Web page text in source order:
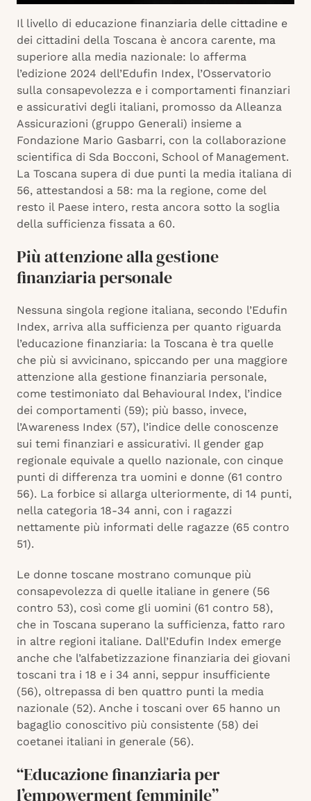
Il livello di educazione finanziaria delle cittadine e
dei cittadini della Toscana è ancora carente, ma
superiore alla media nazionale: lo afferma
l’edizione 2024 dell’Edufin Index, l’Osservatorio
sulla consapevolezza e i comportamenti finanziari
e assicurativi degli italiani, promosso da Alleanza
Assicurazioni (gruppo Generali) insieme a
Fondazione Mario Gasbarri, con la collaborazione
scientifica di Sda Bocconi, School of Management.
La Toscana supera di due punti la media italiana di
56, attestandosi a 58: ma la regione, come del
resto il Paese intero, resta ancora sotto la soglia
della sufficienza fissata a 60.
Più attenzione alla gestione
finanziaria personale
Nessuna singola regione italiana, secondo l’Edufin
Index, arriva alla sufficienza per quanto riguarda
l’educazione finanziaria: la Toscana è tra quelle
che più si avvicinano, spiccando per una maggiore
attenzione alla gestione finanziaria personale,
come testimoniato dal Behavioural Index, l’indice
dei comportamenti (59); più basso, invece,
l’Awareness Index (57), l’indice delle conoscenze
sui temi finanziari e assicurativi. Il gender gap
regionale equivale a quello nazionale, con cinque
punti di differenza tra uomini e donne (61 contro
56). La forbice si allarga ulteriormente, di 14 punti,
nella categoria 18-34 anni, con i ragazzi
nettamente più informati delle ragazze (65 contro
51).
Le donne toscane mostrano comunque più
consapevolezza di quelle italiane in genere (56
contro 53), così come gli uomini (61 contro 58),
che in Toscana superano la sufficienza, fatto raro
in altre regioni italiane. Dall’Edufin Index emerge
anche che l’alfabetizzazione finanziaria dei giovani
toscani tra i 18 e i 34 anni, seppur insufficiente
(56), oltrepassa di ben quattro punti la media
nazionale (52). Anche i toscani over 65 hanno un
bagaglio conoscitivo più consistente (58) dei
coetanei italiani in generale (56).
“Educazione finanziaria per
l’empowerment femminile”